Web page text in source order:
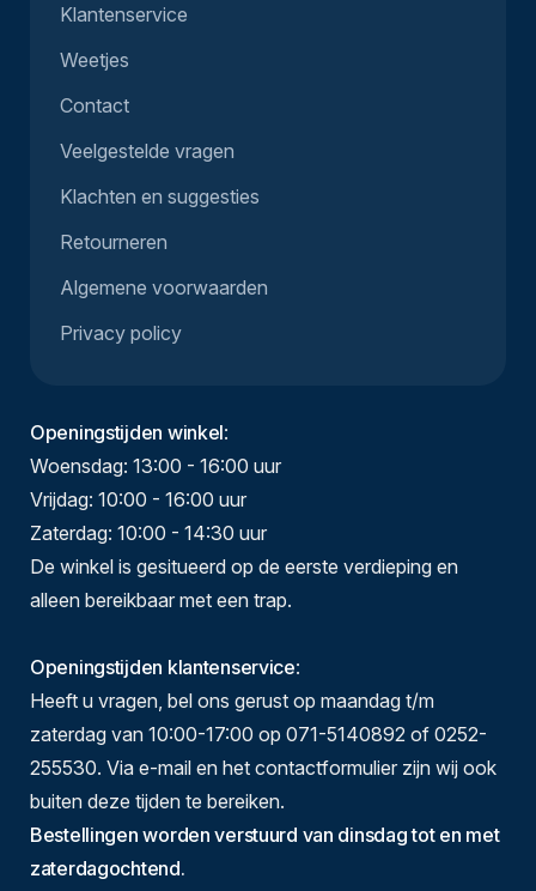
Klantenservice
Weetjes
Contact
Veelgestelde vragen
Klachten en suggesties
Retourneren
Algemene voorwaarden
Privacy policy
Openingstijden winkel:
Woensdag: 13:00 - 16:00 uur
Vrijdag: 10:00 - 16:00 uur
Zaterdag: 10:00 - 14:30 uur
De winkel is gesitueerd op de eerste verdieping en
alleen bereikbaar met een trap.
Openingstijden klantenservice:
Heeft u vragen, bel ons gerust op maandag t/m
zaterdag van 10:00-17:00 op 071-5140892 of 0252-
255530. Via e-mail en het contactformulier zijn wij ook
buiten deze tijden te bereiken.
Bestellingen worden verstuurd van dinsdag tot en met
zaterdagochtend.